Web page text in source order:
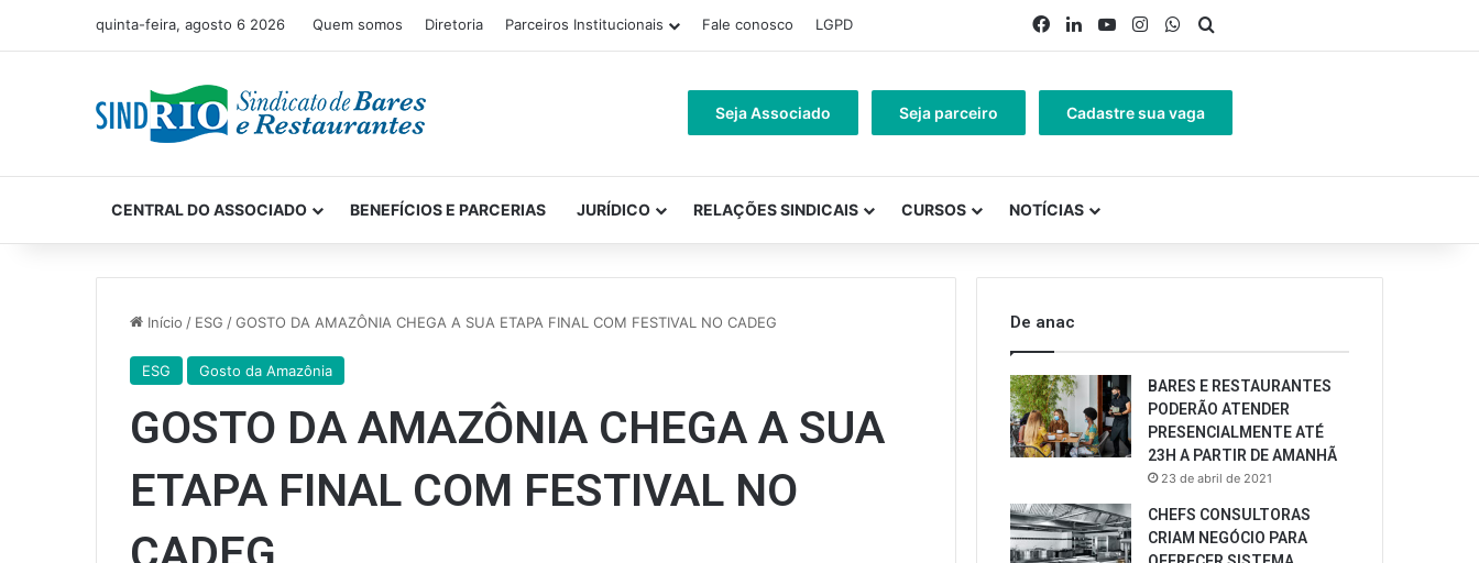
quinta-feira, agosto 6 2026 Quem somos Diretoria Parceiros Institucionais Fale conosco LGPD Facebook
LinkedinYouTubeInstagramWhatsApp
Seja Associado Seja parceiro Cadastre sua vaga
CENTRAL DO ASSOCIADO BENEFÍCIOS E PARCERIAS JURÍDICO RELAÇÕES SINDICAIS CURSOS NOTÍCIAS
Início / ESG /GOSTO DA AMAZÔNIA CHEGA A SUA ETAPA FINAL COM FESTIVAL NO CADEG
ESG Gosto da Amazônia
GOSTO DA AMAZÔNIA CHEGA A SUA
ETAPA FINAL COM FESTIVAL NO
De anac
BARES E RESTAURANTES
PODERÃO ATENDER
PRESENCIALMENTE ATÉ
23H A PARTIR DE AMANHÃ
23 de abril de 2021
CHEFS CONSULTORAS
CRIAM NEGÓCIO PARA